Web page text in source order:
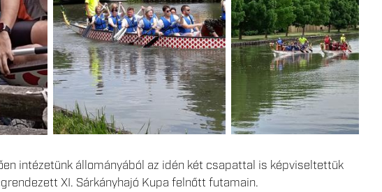
intézetünk állományából az idén két csapattal is képviseltettük
XI. Sárkányhajó Kupa felnőtt futamain.